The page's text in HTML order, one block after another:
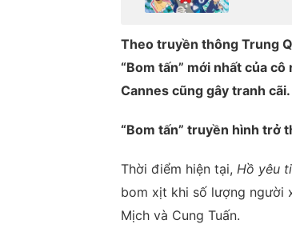
Theo truyền thông Trung
“Bom tấn” mới nhất của
Cannes cũng gây tranh cãi.
“Bom tấn” truyền hình trở
Thời điểm hiện tại, Hồ yêu
bom xịt khi số lượng người
Mịch và Cung Tuấn.